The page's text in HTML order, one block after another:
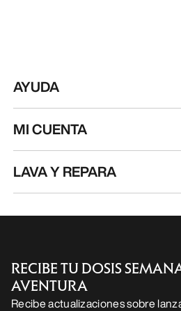
AYUDA
MI CUENTA
LAVA Y REPARA
RECIBE TU DOSIS
AVENTURA
Recibe actualizaciones sobre